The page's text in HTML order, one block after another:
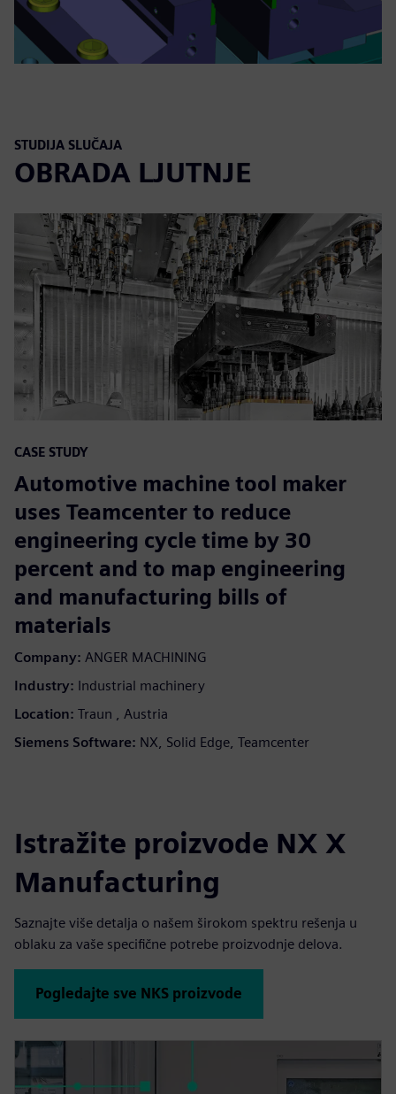
STUDIJA SLUČAJA
OBRADA LJUTNJE
CASE STUDY
Automotive machine tool maker
uses Teamcenter to reduce
engineering cycle time by 30
percent and to map engineering
and manufacturing bills of
materials
Company: ANGER MACHINING
Industry: Industrial machinery
Location: Traun , Austria
Siemens Software: NX, Solid Edge, Teamcenter
Istražite proizvode NX X
Manufacturing
Saznajte više detalja o našem širokom spektru rešenja u
oblaku za vaše specifične potrebe proizvodnje delova.
Pogledajte sve NKS proizvode